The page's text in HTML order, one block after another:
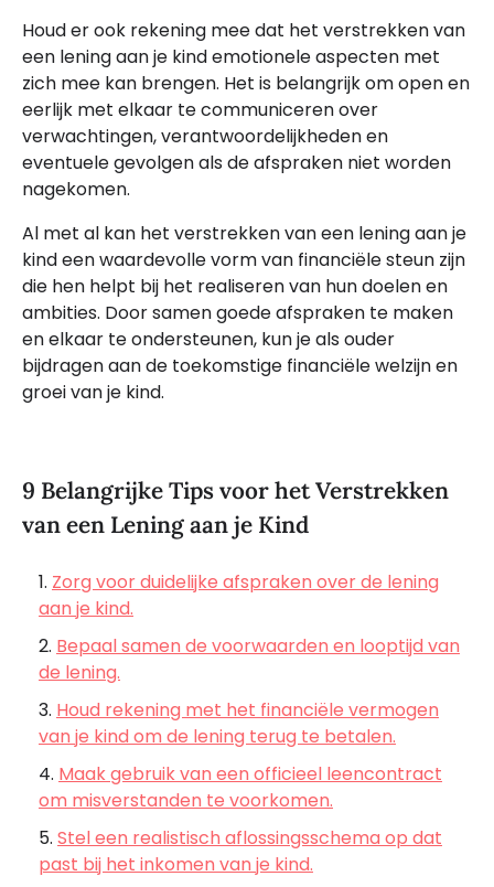
Houd er ook rekening mee dat het verstrekken van
een lening aan je kind emotionele aspecten met
zich mee kan brengen. Het is belangrijk om open en
eerlijk met elkaar te communiceren over
verwachtingen, verantwoordelijkheden en
eventuele gevolgen als de afspraken niet worden
nagekomen.
Al met al kan het verstrekken van een lening aan je
kind een waardevolle vorm van financiële steun zijn
die hen helpt bij het realiseren van hun doelen en
ambities. Door samen goede afspraken te maken
en elkaar te ondersteunen, kun je als ouder
bijdragen aan de toekomstige financiële welzijn en
groei van je kind.
9 Belangrijke Tips voor het Verstrekken
van een Lening aan je Kind
Zorg voor duidelijke afspraken over de lening
aan je kind.
Bepaal samen de voorwaarden en looptijd van
de lening.
Houd rekening met het financiële vermogen
van je kind om de lening terug te betalen.
Maak gebruik van een officieel leencontract
om misverstanden te voorkomen.
Stel een realistisch aflossingsschema op dat
past bij het inkomen van je kind.